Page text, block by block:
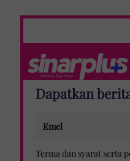
Dapatkan
Terma dan syarat serta